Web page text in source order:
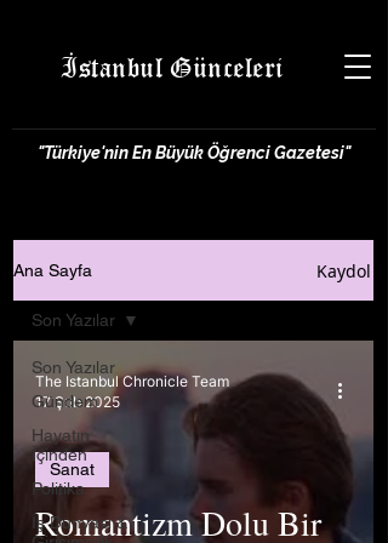
İstanbul Günceleri
"Türkiye'nin En Büyük Öğrenci Gazetesi"
Ana Sayfa Kaydol
Son Yazılar
Gündem
Hayatın
İçinden
Politika
İş Dünyası &
Son Yazılar
Romantizm Dolu Bir
Sanat
The Istanbul Chronicle Team
17 Şub 2025